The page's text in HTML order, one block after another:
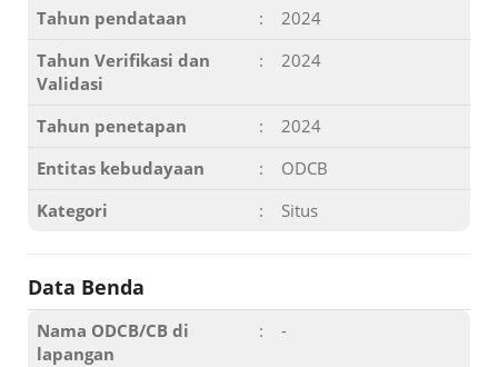
Tahun pendataan
:
2024
Tahun Verifikasi dan
Validasi
: 2024
Tahun penetapan :
2024
Entitas kebudayaan
:
ODCB
Kategori
: Situs
Data Benda
Nama ODCB/CB di
lapangan
: -